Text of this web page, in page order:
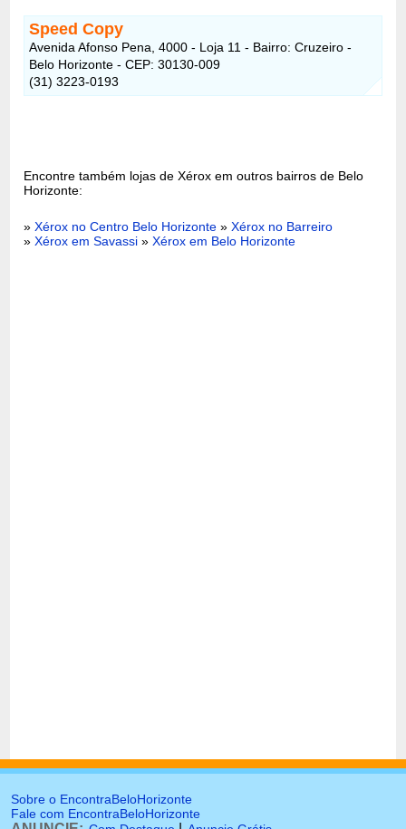
Speed Copy
Avenida Afonso Pena, 4000 - Loja 11 - Bairro: Cruzeiro -
Belo Horizonte - CEP: 30130-009
(31) 3223-0193
Encontre também lojas de Xérox em outros bairros de Belo
Horizonte:
»Xérox no Centro Belo Horizonte »Xérox no Barreiro
»Xérox em Savassi »Xérox em Belo Horizonte
Sobre o EncontraBeloHorizonte
Fale com EncontraBeloHorizonte